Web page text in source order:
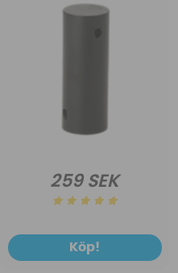
259 SEK
Köp!